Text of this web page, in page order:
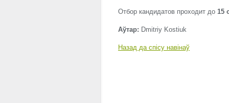
Отбор кандидатов проходит до 15
Аўтар: Dmitriy Kostiuk
Назад да спісу навінаў